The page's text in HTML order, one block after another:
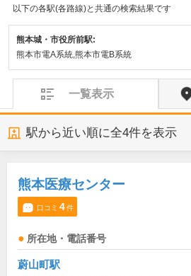
以下の各駅(各路線)と共通の検索結果です
熊本城・市役所前駅:
熊本市電A系統,熊本市電B系統
一覧表示
駅から近い順に全4件を表示
熊本医療センター
口コミ 4件
所在地・電話番号
蔚山町駅